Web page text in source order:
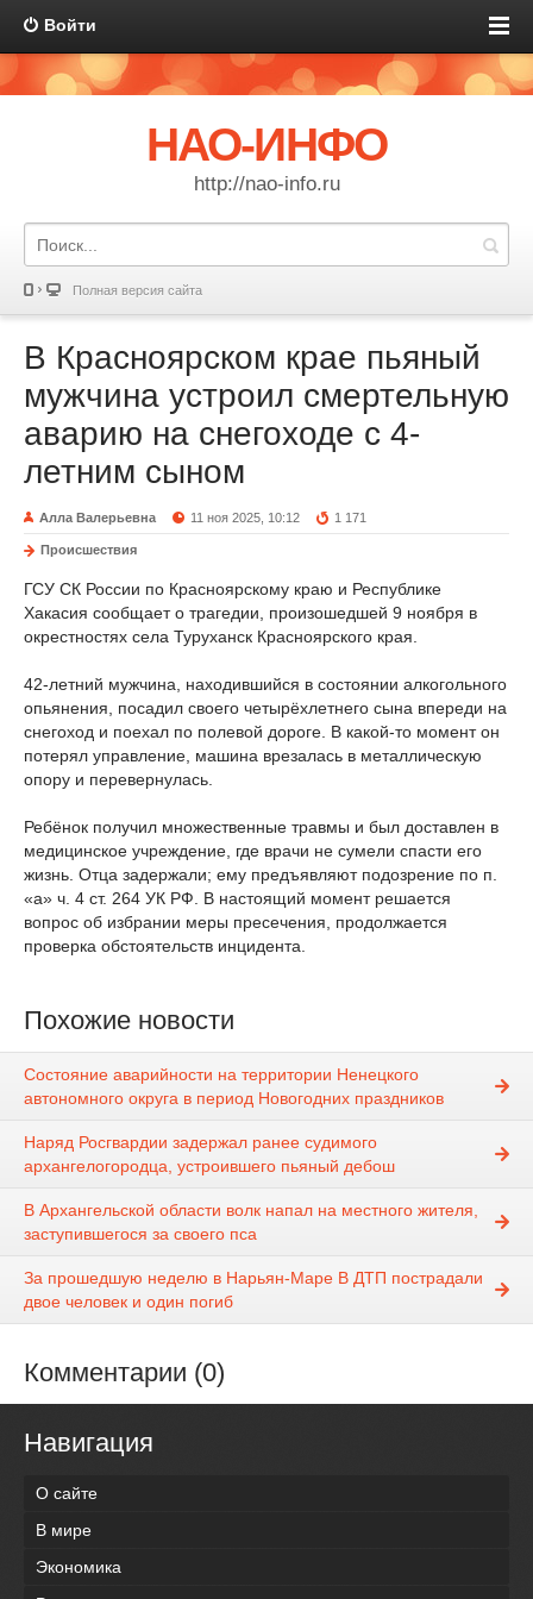
Войти
НАО-ИНФО
http://nao-info.ru
Полная версия сайта
В Красноярском крае пьяный
мужчина устроил смертельную
аварию на снегоходе с 4-
летним сыном
Алла Валерьевна 11 ноя 2025, 10:12 1 171
Происшествия
ГСУ СК России по Красноярскому краю и Республике
Хакасия сообщает о трагедии, произошедшей 9 ноября в
окрестностях села Туруханск Красноярского края.
42‑летний мужчина, находившийся в состоянии алкогольного
опьянения, посадил своего четырёхлетнего сына впереди на
снегоход и поехал по полевой дороге. В какой‑то момент он
потерял управление, машина врезалась в металлическую
опору и перевернулась.
Ребёнок получил множественные травмы и был доставлен в
медицинское учреждение, где врачи не сумели спасти его
жизнь. Отца задержали; ему предъявляют подозрение по п.
«а» ч. 4 ст. 264 УК РФ. В настоящий момент решается
вопрос об избрании меры пресечения, продолжается
проверка обстоятельств инцидента.
Похожие новости
Состояние аварийности на территории Ненецкого
автономного округа в период Новогодних праздников
Наряд Росгвардии задержал ранее судимого
архангелогородца, устроившего пьяный дебош
В Архангельской области волк напал на местного жителя,
заступившегося за своего пса
За прошедшую неделю в Нарьян-Маре В ДТП пострадали
двое человек и один погиб
Комментарии (0)
Навигация
О сайте
В мире
Экономика